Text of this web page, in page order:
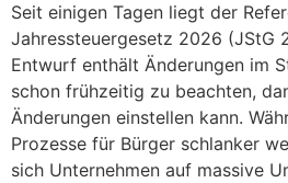
Seit einigen Tagen liegt der
Jahressteuergesetz 2026 (JStG
Entwurf enthält Änderungen im
schon frühzeitig zu beachten,
Änderungen einstellen kann.
Prozesse für Bürger schlanker
sich Unternehmen auf massive